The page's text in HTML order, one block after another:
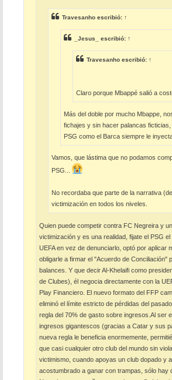
Travesanho escribió: ↑
_Jesus_ escribió: ↑
Travesanho escribió: ↑
Claro porque Mbappé salió a
Más del doble por mucho Mbappe,
fichajes y sin hacer palancas ficticias,
PSG como el Barca siempre le
Vamos, que lástima que no podamos
PSG...
No recordaba que parte de la narrativa
victimización en todos los niveles.
Quien puede competir contra FC Negreira y
victimización y es una realidad, fijate el PSG
UEFA en vez de denunciarlo, optó por aplicar
obligarle a firmar el "Acuerdo de Conciliación"
balances. Y que decir Al-Khelaifi como
de Clubes), él negocia directamente con la
Play Financiero. El nuevo formato del FFP
eliminó el límite estricto de pérdidas del
regla del 70% de gasto sobre ingresos.Al ser
ingresos gigantescos (gracias a Catar y sus
nueva regla le beneficia enormemente,
que casi cualquier otro club del mundo sin
victimismo, cuando apoyas un club dopado y
acostumbrado a ganar con trampas, sólo hay